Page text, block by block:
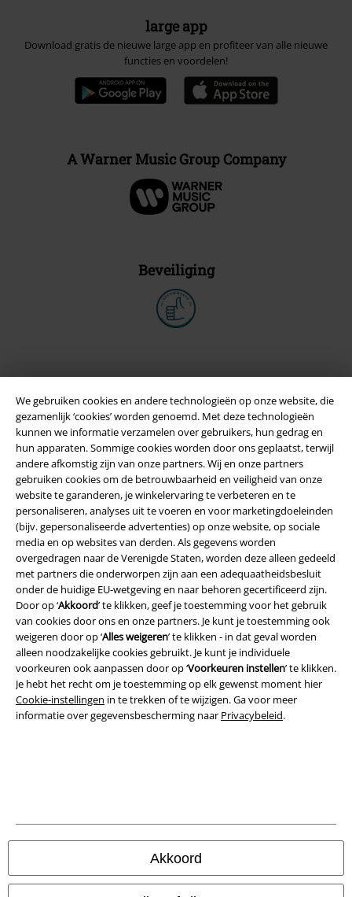
We gebruiken cookies en andere technologieën op onze website, die
gezamenlijk ‘cookies’ worden genoemd. Met deze technologieën
kunnen we informatie verzamelen over gebruikers, hun gedrag en
hun apparaten. Sommige cookies worden door ons geplaatst, terwijl
andere afkomstig zijn van onze partners. Wij en onze partners
gebruiken cookies om de betrouwbaarheid en veiligheid van onze
website te garanderen, je winkelervaring te verbeteren en te
personaliseren, analyses uit te voeren en voor marketingdoeleinden
(bijv. gepersonaliseerde advertenties) op onze website, op sociale
media en op websites van derden. Als gegevens worden
overgedragen naar de Verenigde Staten, worden deze alleen gedeeld
met partners die onderworpen zijn aan een adequaatheidsbesluit
onder de huidige EU-wetgeving en naar behoren gecertificeerd zijn.
Door op ‘Akkoord’ te klikken, geef je toestemming voor het gebruik
van cookies door ons en onze partners. Je kunt je toestemming ook
weigeren door op ‘Alles weigeren’ te klikken - in dat geval worden
alleen noodzakelijke cookies gebruikt. Je kunt je individuele
voorkeuren ook aanpassen door op ‘Voorkeuren instellen’ te klikken.
Je hebt het recht om je toestemming op elk gewenst moment hier
Cookie-instellingen in te trekken of te wijzigen. Ga voor meer
informatie over gegevensbescherming naar Privacybeleid.
Akkoord
large app
Download gratis de nieuwe large app en profiteer van alle nieuwe
functies en voordelen!
A Warner Music Group Company
Beveiliging
Legal
Algemene Voorwaarden
Bedrijfsgegevens
Privacyverklaring
Verklaring van conformiteit
Informatie over toegankelijkheid
Cookie-instellingen
Onze online shops